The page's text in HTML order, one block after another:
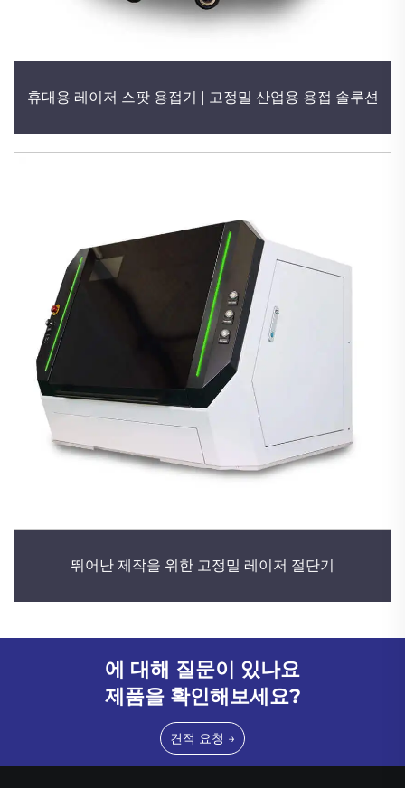
휴대용 레이저 스팟 용접기 | 고정밀 산업용 용접 솔루션
뛰어난 제작을 위한 고정밀 레이저 절단기
에 대해 질문이 있나요
제품을 확인해보세요?
견적 요청 →